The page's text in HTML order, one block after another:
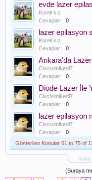
evde lazer
Koreli kız
Cevaplar:
0
lazer epilasyon
Koreli kız
Cevaplar:
0
Ankara'da
Civcivimikedi7
Cevaplar:
0
Diode Lazer İle
Civcivimikedi7
Cevaplar:
0
lazer epilasyon
Civcivimikedi7
Cevaplar:
0
Gösterilen Konular 61 to 75 of
(Buraya